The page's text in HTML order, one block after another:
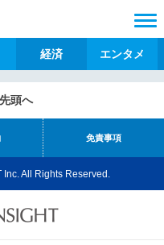
経済 エンタメ
頭へ
免責事項
All Rights Reserved.